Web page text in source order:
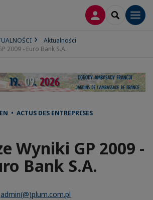
LOGOWANIE
SEARCH
Aktualności
2009 - Euro Bank S.A.
• ACTUS DES ENTREPRISES
Wyniki GP 2009 -
Bank S.A.
admin(@)plum.com.pl